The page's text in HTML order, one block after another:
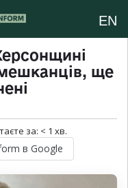
EN
ще
за: < 1 хв.
в Google